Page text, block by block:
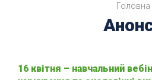
Головна
16 квітня – навчальний